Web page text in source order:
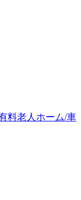
料老人ホーム/車